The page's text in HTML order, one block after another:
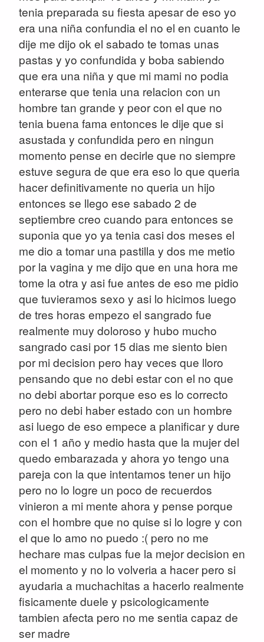
tenia preparada su fiesta apesar de eso yo
era una niña confundia el no el en cuanto le
dije me dijo ok el sabado te tomas unas
pastas y yo confundida y boba sabiendo
que era una niña y que mi mami no podia
enterarse que tenia una relacion con un
hombre tan grande y peor con el que no
tenia buena fama entonces le dije que si
asustada y confundida pero en ningun
momento pense en decirle que no siempre
estuve segura de que era eso lo que queria
hacer definitivamente no queria un hijo
entonces se llego ese sabado 2 de
septiembre creo cuando para entonces se
suponia que yo ya tenia casi dos meses el
me dio a tomar una pastilla y dos me metio
por la vagina y me dijo que en una hora me
tome la otra y asi fue antes de eso me pidio
que tuvieramos sexo y asi lo hicimos luego
de tres horas empezo el sangrado fue
realmente muy doloroso y hubo mucho
sangrado casi por 15 dias me siento bien
por mi decision pero hay veces que lloro
pensando que no debi estar con el no que
no debi abortar porque eso es lo correcto
pero no debi haber estado con un hombre
asi luego de eso empece a planificar y dure
con el 1 año y medio hasta que la mujer del
quedo embarazada y ahora yo tengo una
pareja con la que intentamos tener un hijo
pero no lo logre un poco de recuerdos
vinieron a mi mente ahora y pense porque
con el hombre que no quise si lo logre y con
el que lo amo no puedo :( pero no me
hechare mas culpas fue la mejor decision en
el momento y no lo volveria a hacer pero si
ayudaria a muchachitas a hacerlo realmente
fisicamente duele y psicologicamente
tambien afecta pero no me sentia capaz de
ser madre